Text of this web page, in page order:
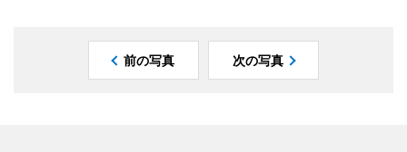
前の写真 次の写真